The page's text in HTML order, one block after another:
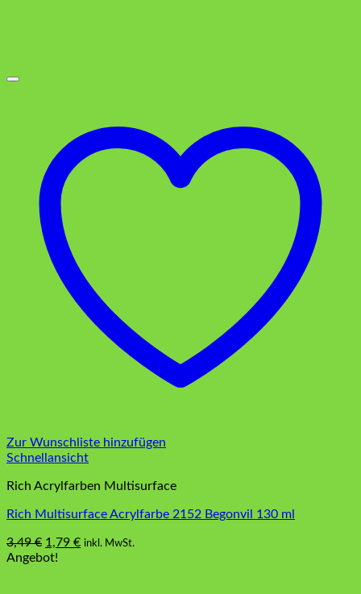
Zur Wunschliste hinzufügen
Schnellansicht
Rich Acrylfarben Multisurface
Rich Multisurface Acrylfarbe 2152 Begonvil 130 ml
3,49€ Ursprünglicher
Preis
1,79 €Aktueller
inkl. MwSt.
Angebot!